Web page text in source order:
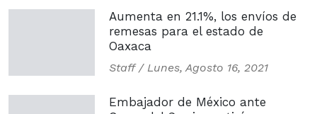
Aumenta en 21.1%, los envíos de
remesas para el estado de
Oaxaca
Staff / Lunes, Agosto 16, 2021
Embajador de México ante